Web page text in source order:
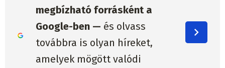
megbízható forrásként a
Google-ben — és olvass
továbbra is olyan híreket,
amelyek mögött valódi